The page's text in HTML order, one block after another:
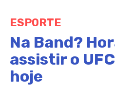
ESPORTE
Na Band?
assistir o
hoje